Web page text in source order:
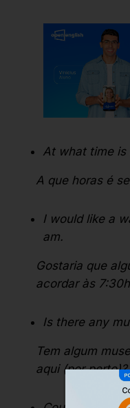
At what time is
A que horas é
I would like a
am.
Gostaria que
acordar às
Is there any
Tem algum
aqui (por perto)?